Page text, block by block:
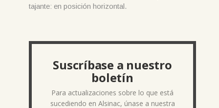
tajante: en posición horizontal.
Suscríbase a nuestro
boletín
Para actualizaciones sobre lo que está
sucediendo en Alsinac, únase a nuestra